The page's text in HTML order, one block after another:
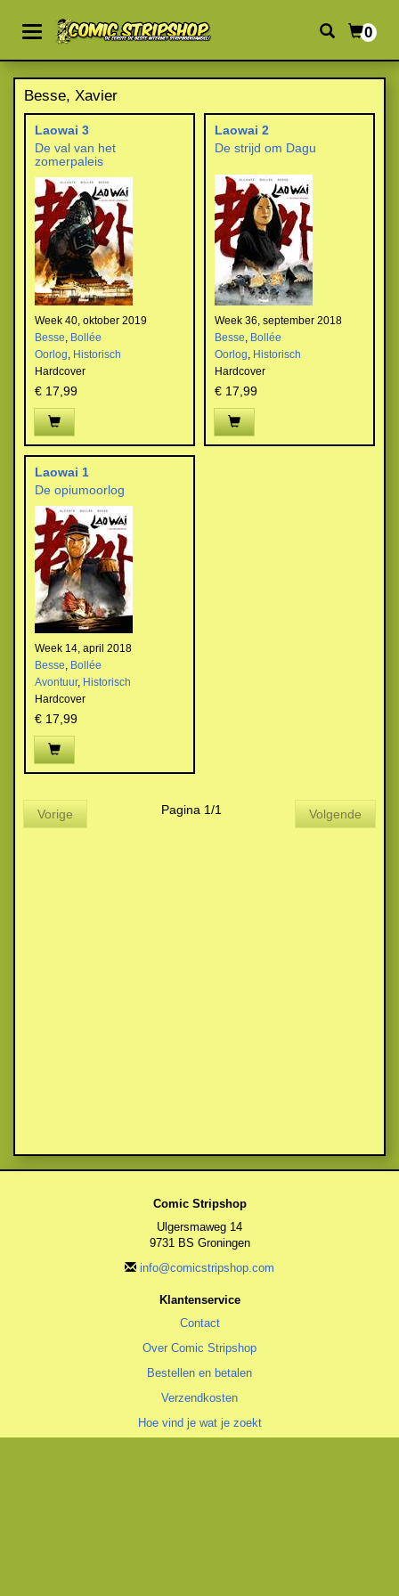
0
Besse, Xavier
Laowai 3
De val van het
zomerpaleis
Week 40, oktober 2019
Besse, Bollée
Oorlog, Historisch
Hardcover
€ 17,99
Laowai 2
De strijd om Dagu
Week 36, september 2018
Besse, Bollée
Oorlog, Historisch
Hardcover
€ 17,99
Laowai 1
De opiumoorlog
Week 14, april 2018
Besse, Bollée
Avontuur, Historisch
Hardcover
€ 17,99
Vorige Pagina 1/1 Volgende
Comic Stripshop
Ulgersmaweg 14
9731 BS Groningen
info@comicstripshop.com
Klantenservice
Contact
Over Comic Stripshop
Bestellen en betalen
Verzendkosten
Hoe vind je wat je zoekt